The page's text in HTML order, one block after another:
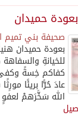
حميدان
صحيفة بني تميم
‏بعودة حميدان
للخيانةِ
‏كفاكم خِسةً وكفى
عادَ حُرًّا ‏بريئًا
الله سَخَّرَهمْ